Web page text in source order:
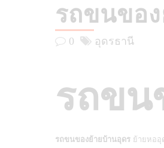
รถขนขอ
0 อุดรธานี
รถขน
รถขนของย้ายบ้านอุดร ย้ายหออุ